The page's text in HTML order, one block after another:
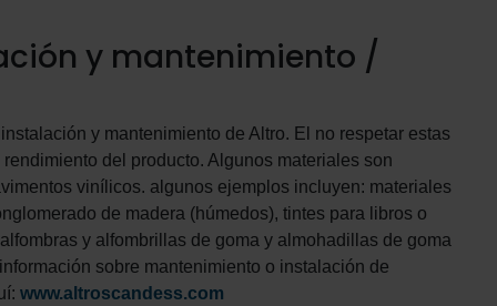
y mantenimiento /
y mantenimiento de Altro. El no respetar estas
del producto. Algunos materiales son
vinílicos. algunos ejemplos incluyen: materiales
de madera (húmedos), tintes para libros o
y alfombrillas de goma y almohadillas de goma
sobre mantenimiento o instalación de
www.altroscandess.com